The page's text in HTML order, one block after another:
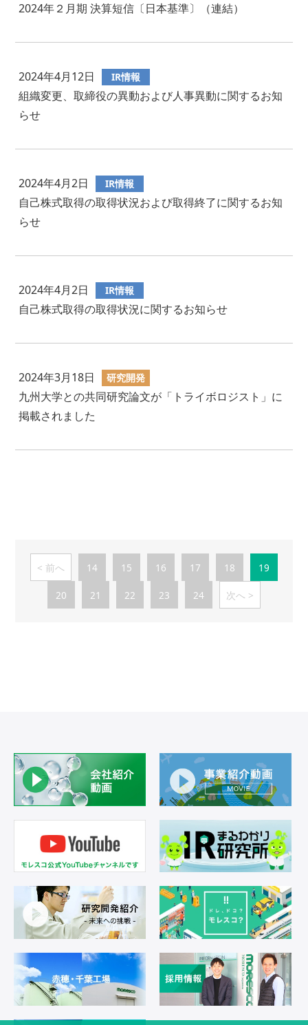
2024年２月期 決算短信〔日本基準〕（連結）
2024年4月12日 IR情報
組織変更、取締役の異動および人事異動に関するお知
らせ
2024年4月2日 IR情報
自己株式取得の取得状況および取得終了に関するお知
らせ
2024年4月2日 IR情報
自己株式取得の取得状況に関するお知らせ
2024年3月18日 研究開発
九州大学との共同研究論文が「トライボロジスト」に
掲載されました
前へ 14 15 16 17 18 19
20 21 22 23 24 次へ